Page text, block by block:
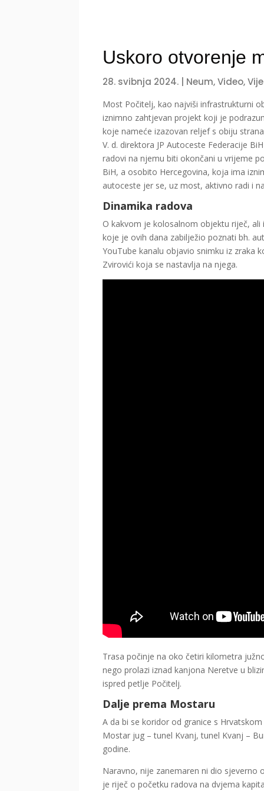
Uskoro otvorenje
28. svibnja 2024. Neum,Video,
Most Počitelj, kao najviši infrastrukturni
iznimno zahtjevan projekt koji je
koje nameće izazovan reljef s obiju
V. d. direktora JP Autoceste Federacije
radovi na njemu biti okončani u vrijeme
BiH, a osobito Hercegovina, koja ima
autoceste jer se, uz most, aktivno radi i
Dinamika radova
O kakvom je kolosalnom objektu riječ,
koje je ovih dana zabilježio poznati bh.
YouTube kanalu objavio snimku iz zraka
Zvirovići koja se nastavlja na njega.
Trasa počinje na oko četiri kilometra
nego prolazi iznad kanjona Neretve u
ispred petlje Počitelj.
Dalje prema Mostaru
A da bi se koridor od granice s
Mostar jug – tunel Kvanj, tunel Kvanj –
godine.
Naravno, nije zanemaren ni dio sjeverno
je riječ o početku radova na dvjema